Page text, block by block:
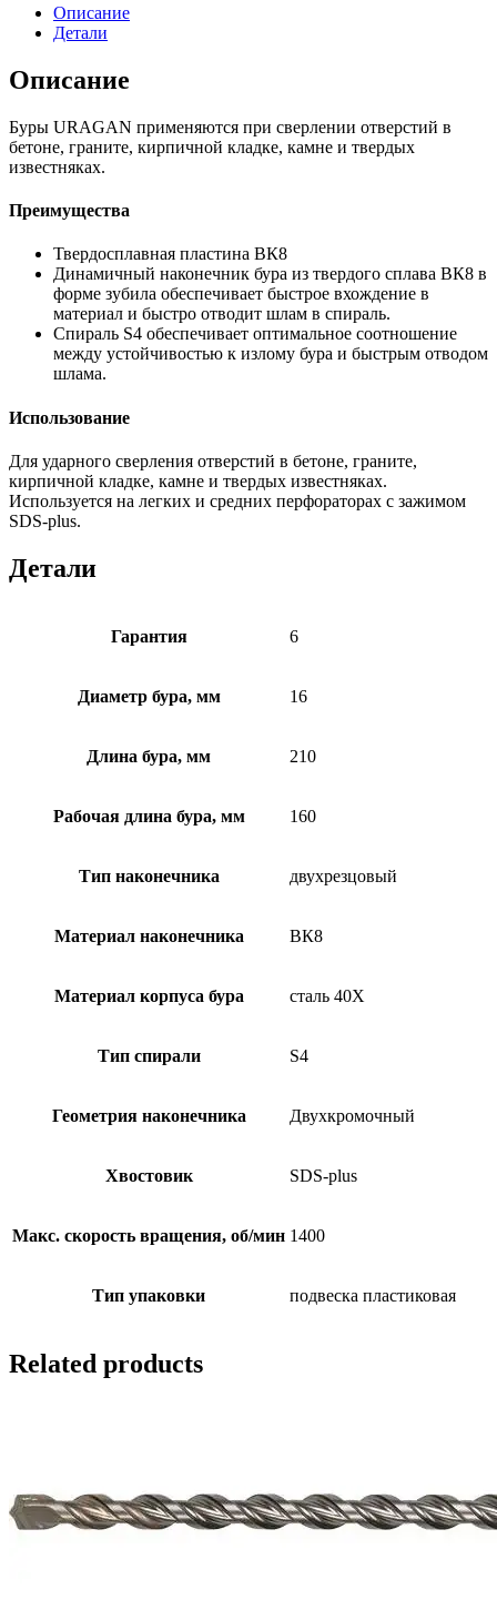
Описание
Детали
Описание
Буры URAGAN применяются при сверлении отверстий в
бетоне, граните, кирпичной кладке, камне и твердых
известняках.
Преимущества
Твердосплавная пластина ВК8
Динамичный наконечник бура из твердого сплава ВК8 в
форме зубила обеспечивает быстрое вхождение в
материал и быстро отводит шлам в спираль.
Спираль S4 обеспечивает оптимальное соотношение
между устойчивостью к излому бура и быстрым отводом
шлама.
Использование
Для ударного сверления отверстий в бетоне, граните,
кирпичной кладке, камне и твердых известняках.
Используется на легких и средних перфораторах с зажимом
SDS-plus.
Детали
Гарантия 6
Диаметр бура, мм 16
Длина бура, мм 210
Рабочая длина бура, мм 160
Тип наконечника двухрезцовый
Материал наконечника ВК8
Материал корпуса бура сталь 40Х
Тип спирали S4
Геометрия наконечника Двухкромочный
Хвостовик SDS-plus
Макс. скорость вращения, об/мин 1400
Тип упаковки подвеска пластиковая
Related products